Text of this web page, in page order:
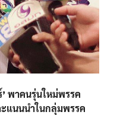
พาคนรุ่นใหม่พรรค
แนนนำในกลุ่มพรรค